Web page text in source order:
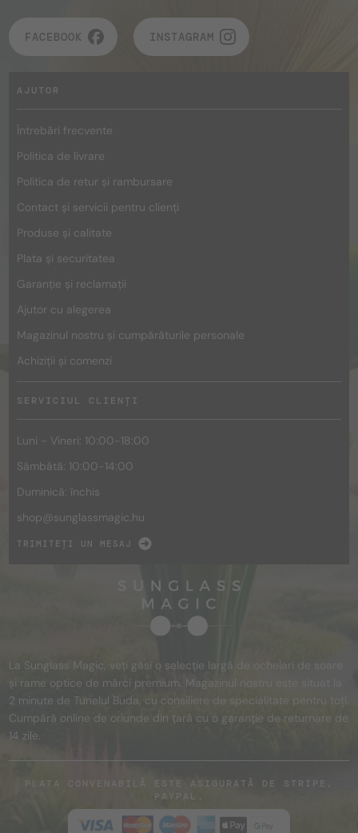
FACEBOOK INSTAGRAM
AJUTOR
Întrebări frecvente
Politica de livrare
Politica de retur și rambursare
Contact și servicii pentru clienți
Produse și calitate
Plata și securitatea
Garanție și reclamații
Ajutor cu alegerea
Magazinul nostru și cumpărăturile personale
Achiziții și comenzi
SERVICIUL CLIENȚI
Luni - Vineri: 10:00-18:00
Sâmbătă: 10:00-14:00
Duminică: închis
shop@sunglassmagic.hu
TRIMITEȚI UN MESAJ
La Sunglass Magic, veți găsi o selecție largă de ochelari de soare
și rame optice de mărci premium. Magazinul nostru este situat la
2 minute de Tunelul Buda, cu consiliere de specialitate pentru toți.
Cumpără online de oriunde din țară cu o garanție de returnare de
14 zile.
PLATA CONVENABILĂ ESTE ASIGURATĂ DE STRIPE,
PAYPAL.